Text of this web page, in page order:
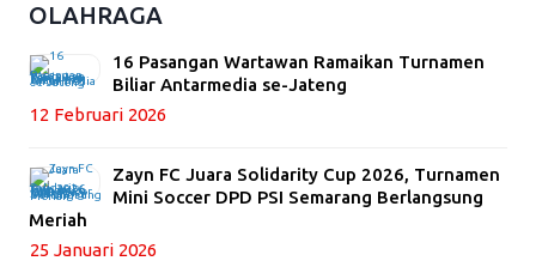
OLAHRAGA
16 Pasangan Wartawan Ramaikan Turnamen
Biliar Antarmedia se-Jateng
12 Februari 2026
Zayn FC Juara Solidarity Cup 2026, Turnamen
Mini Soccer DPD PSI Semarang Berlangsung
Meriah
25 Januari 2026